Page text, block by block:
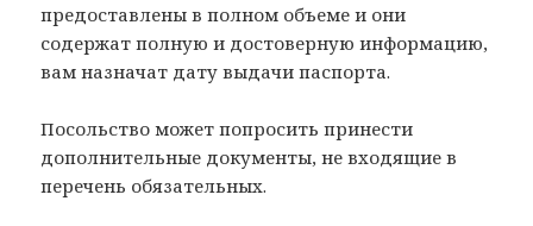
предоставлены в полном объеме и они
содержат полную и достоверную информацию,
вам назначат дату выдачи паспорта.
Посольство может попросить принести
дополнительные документы, не входящие в
перечень обязательных.